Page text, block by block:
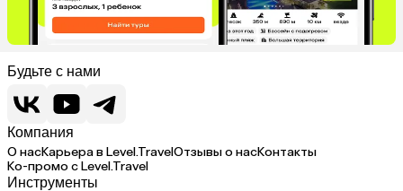
Будьте с нами
Компания
О насКарьера в Level.TravelОтзывы о насКонтакты
Ко-промо с Level.Travel
Инструменты